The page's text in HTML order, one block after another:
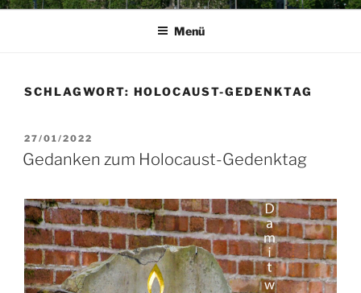
Menü
SCHLAGWORT: HOLOCAUST-GEDENKTAG
VERÖFFENTLICHT
AM
27/01/2022
Gedanken zum Holocaust-Gedenktag